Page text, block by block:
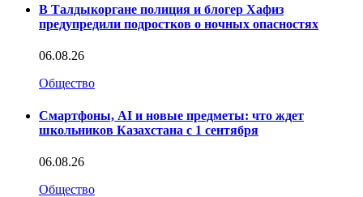
В Талдыкоргане полиция и блогер Хафиз
предупредили подростков о ночных опасностях
06.08.26
Общество
Смартфоны, AI и новые предметы: что ждет
школьников Казахстана с 1 сентября
06.08.26
Общество